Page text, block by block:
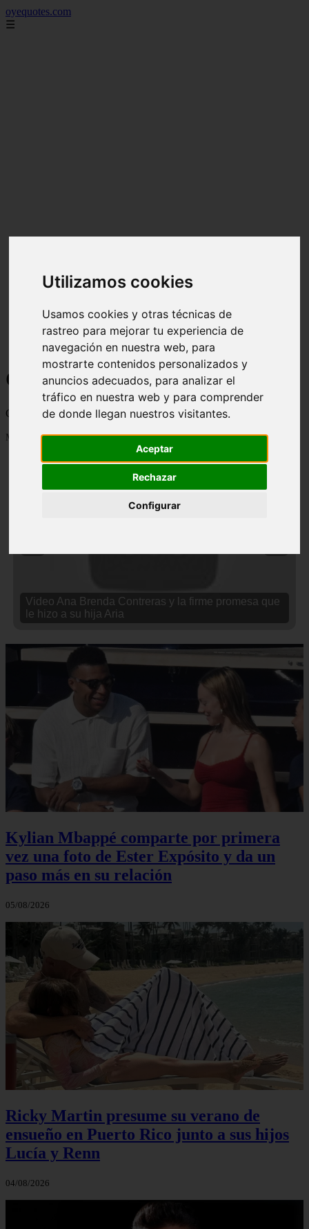
Utilizamos cookies
Usamos cookies y otras técnicas de
rastreo para mejorar tu experiencia de
navegación en nuestra web, para
mostrarte contenidos personalizados y
anuncios adecuados, para analizar el
tráfico en nuestra web y para comprender
de donde llegan nuestros visitantes.
Aceptar
Rechazar
Configurar
oyequotes.com
☰
Curiosidades y Sabias que
Cosas curiosas, curiosidades, noticias impactantes y mucho mas
Mostrando 1 - 24 de 2833 artículos
Video Ana Brenda Contreras y la firme promesa que
le hizo a su hija Aria
Kylian Mbappé comparte por primera
vez una foto de Ester Expósito y da un
paso más en su relación
05/08/2026
Ricky Martin presume su verano de
ensueño en Puerto Rico junto a sus hijos
Lucía y Renn
04/08/2026